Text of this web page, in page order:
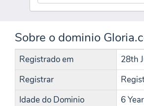
Sobre o dominio
Registrado em
28th
Registrar
Idade do Dominio
6